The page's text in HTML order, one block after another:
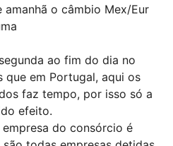
o câmbio Mex/Eur
ao fim do dia no
que em Portugal, aqui os
faz tempo, por isso só a
efeito.
do consórcio é